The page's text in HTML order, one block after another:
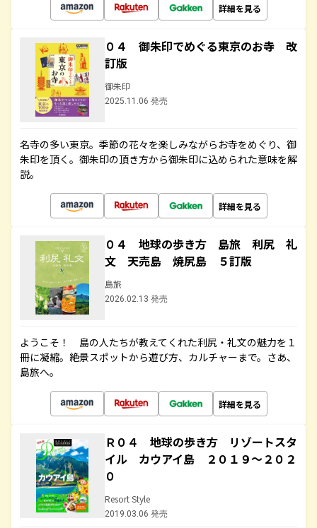
詳細を見る
０４ 御朱印でめぐる東京のお寺 改
訂版
御朱印
2025.11.06 発売
名寺の多い東京。季節の花々を楽しみながらお寺をめぐり、御
朱印を頂く。御朱印の頂き方から御朱印に込められた意味を解
説。
詳細を見る
０４ 地球の歩き方 島旅 利尻 礼
文 天売島 焼尻島 ５訂版
島旅
2026.02.13 発売
ようこそ！ 島の人たちが教えてくれた利尻・礼文の魅力を１
冊に凝縮。絶景スポットから遊び方、カルチャーまで。さあ、
島旅へ。
詳細を見る
Ｒ０４ 地球の歩き方 リゾートスタ
イル カウアイ島 ２０１９～２０２
０
Resort Style
2019.03.06 発売